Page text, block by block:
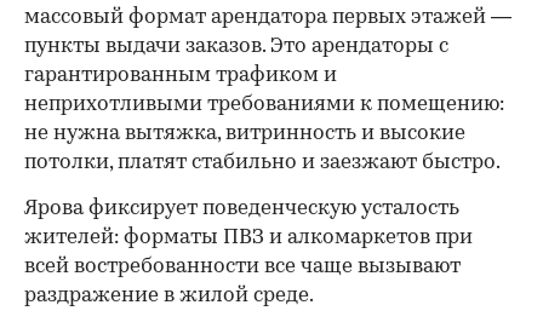
массовый формат арендатора первых этажей —
пункты выдачи заказов. Это арендаторы с
гарантированным трафиком и
неприхотливыми требованиями к помещению:
не нужна вытяжка, витринность и высокие
потолки, платят стабильно и заезжают быстро.
Ярова фиксирует поведенческую усталость
жителей: форматы ПВЗ и алкомаркетов при
всей востребованности все чаще вызывают
раздражение в жилой среде.